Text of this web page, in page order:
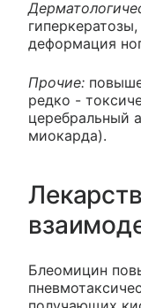
деформация
Прочие:
редко -
церебральный
миокарда).
Блеомицин